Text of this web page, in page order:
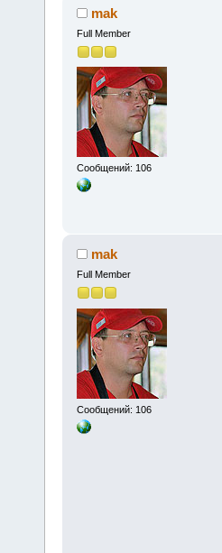
mak
Full Member
Сообщений: 106
mak
Full Member
Сообщений: 106